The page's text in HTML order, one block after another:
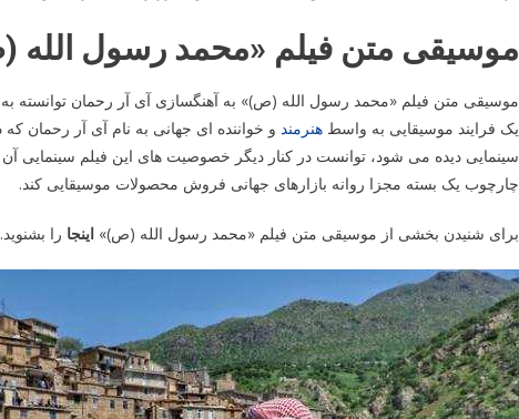
موسیقی متن فیلم «محمد رسول الله
موسیقی متن فیلم «محمد رسول الله (ص)» به آهنگسازی آی آر رحمان توانسته به
یک فرایند موسیقایی به واسط هنرمند و خواننده ای جهانی به نام آی آر رحمان
سینمایی دیده می شود، توانست در کنار دیگر خصوصیت های این فیلم سینمایی
چارچوب یک بسته مجزا روانه بازارهای جهانی فروش محصولات موسیقایی کند.
برای شنیدن بخشی از موسیقی متن فیلم «محمد رسول الله (ص)» اینجا را بشنوید.